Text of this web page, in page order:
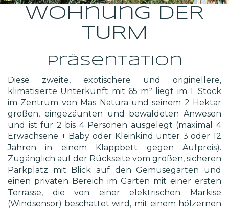
Wohnung DER
TURM
Präsentation
Diese zweite, exotischere und originellere,
klimatisierte Unterkunft mit 65 m² liegt im 1. Stock
im Zentrum von Mas Natura und seinem 2 Hektar
großen, eingezäunten und bewaldeten Anwesen
und ist für 2 bis 4 Personen ausgelegt (maximal 4
Erwachsene + Baby oder Kleinkind unter 3 oder 12
Jahren in einem Klappbett gegen Aufpreis).
Zugänglich auf der Rückseite vom großen, sicheren
Parkplatz mit Blick auf den Gemüsegarten und
einen privaten Bereich im Garten mit einer ersten
Terrasse, die von einer elektrischen Markise
(Windsensor) beschattet wird, mit einem hölzernen